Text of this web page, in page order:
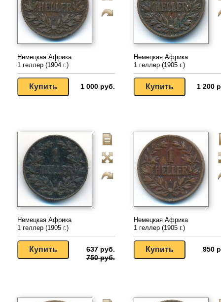
Немецкая Африка
1 геллер (1904 г.)
1 000 руб.
Немецкая Африка
1 геллер (1905 г.)
1 200
Немецкая Африка
1 геллер (1905 г.)
637 руб.
750 руб.
Немецкая Африка
1 геллер (1905 г.)
950